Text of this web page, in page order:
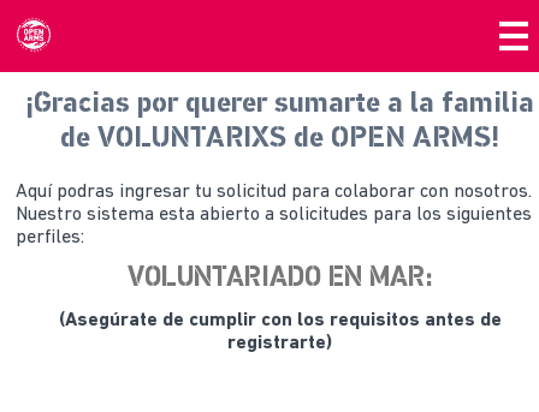
¡Gracias por querer sumarte a la familia
de VOLUNTARIXS de OPEN ARMS!
Aquí podras ingresar tu solicitud para colaborar con nosotros.
Nuestro sistema esta abierto a solicitudes para los siguientes
perfiles:
VOLUNTARIADO EN MAR:
(Asegúrate de cumplir con los requisitos antes de
registrarte)